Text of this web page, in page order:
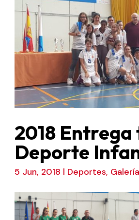
2018
Deporte
5 Jun, 2018 | Deportes,